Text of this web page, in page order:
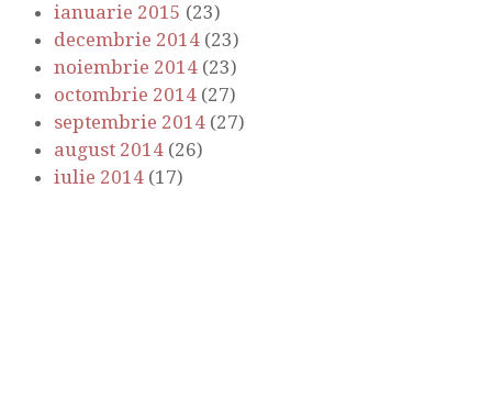
ianuarie 2015 (23)
decembrie 2014 (23)
noiembrie 2014 (23)
octombrie 2014 (27)
septembrie 2014 (27)
august 2014 (26)
iulie 2014 (17)